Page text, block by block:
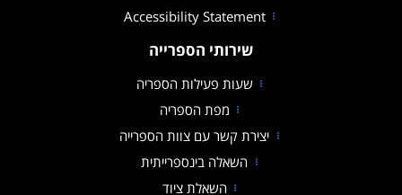
Accessibility Statement
שירותי הספרייה
שעות פעילות הספריה
מפת הספריה
יצירת קשר עם צוות הספרייה
השאלה בינספרייתית
השאלת ציוד